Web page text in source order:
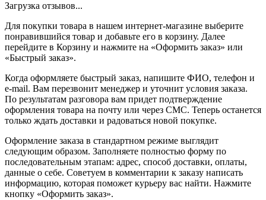
Загрузка отзывов...
Для покупки товара в нашем интернет-магазине выберите
понравившийся товар и добавьте его в корзину. Далее
перейдите в Корзину и нажмите на «Оформить заказ» или
«Быстрый заказ».
Когда оформляете быстрый заказ, напишите ФИО, телефон и
e-mail. Вам перезвонит менеджер и уточнит условия заказа.
По результатам разговора вам придет подтверждение
оформления товара на почту или через СМС. Теперь останется
только ждать доставки и радоваться новой покупке.
Оформление заказа в стандартном режиме выглядит
следующим образом. Заполняете полностью форму по
последовательным этапам: адрес, способ доставки, оплаты,
данные о себе. Советуем в комментарии к заказу написать
информацию, которая поможет курьеру вас найти. Нажмите
кнопку «Оформить заказ».